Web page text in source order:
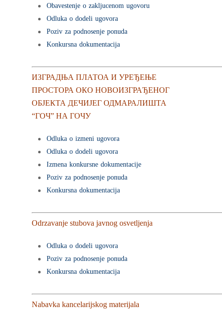
Obavestenje o zakljucenom ugovoru
Odluka o dodeli ugovora
Poziv za podnosenje ponuda
Konkursna dokumentacija
ИЗГРАДЊА ПЛАТОА И УРЕЂЕЊЕ
ПРОСТОРА ОКО НОВОИЗГРАЂЕНОГ
ОБЈЕКТА ДЕЧИЈЕГ ОДМАРАЛИШТА
“ГОЧ” НА ГОЧУ
Odluka o izmeni ugovora
Odluka o dodeli ugovora
Izmena konkursne dokumentacije
Poziv za podnosenje ponuda
Konkursna dokumentacija
Odrzavanje stubova javnog osvetljenja
Odluka o dodeli ugovora
Poziv za podnosenje ponuda
Konkursna dokumentacija
Nabavka kancelarijskog materijala